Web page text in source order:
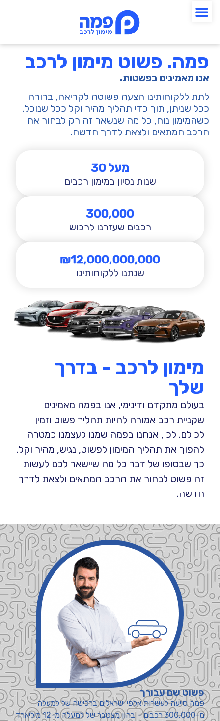
לתוכן
פמה. פשוט מימון לרכב
אנו מאמינים בפשטות.
לתת ללקוחותינו הצעה פשוטה לקריאה, ברורה
ככל שניתן, תוך כדי תהליך מהיר וקל ככל שנוכל.
כשהמימון נוח, כל מה שנשאר זה רק לבחור את
הרכב המתאים ולצאת לדרך חדשה.
שנות נסיון במימון רכבים​
מעל 30
רכבים שעזרנו לרכוש
300,000
שנתנו ללקוחותינו
12,000,000,000
₪
מימון לרכב - בדרך
שלך​
בעולם מתקדם ודינימי, אנו בפמה מאמינים
שקניית רכב אמורה להיות תהליך פשוט וזמין
לכולם. לכן, אנחנו בפמה שמנו לעצמנו כמטרה
להפוך את תהליך המימון לפשוט, נגיש, מהיר וקל.
כך שבסופו של דבר כל מה שיישאר לכם לעשות
זה פשוט לבחור את הרכב המתאים ולצאת לדרך
חדשה.
פשוט שם עבורך
פמה סייעה לעשרות אלפי ישראלים ברכישה של למעלה
מ-300,000 רכבים – בהון מצטבר של למעלה מ-12 מיליארד